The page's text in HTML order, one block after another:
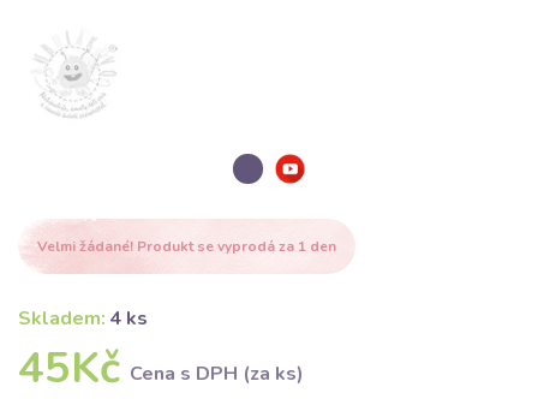
Velmi žádané! Produkt se vyprodá za 1 den
Skladem: 4 ks
45Kč Cena s DPH (za ks)